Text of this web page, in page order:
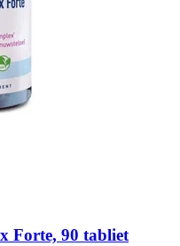
Forte, 90 tabliet